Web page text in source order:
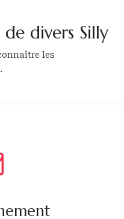
de divers Silly
les